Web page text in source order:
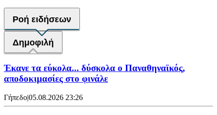
Ροή ειδήσεων
Δημοφιλή
Έκανε τα εύκολα... δύσκολα ο Παναθηναϊκός,
αποδοκιμασίες στο φινάλε
Γήπεδο|05.08.2026 23:26